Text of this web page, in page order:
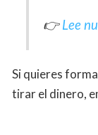
👉Lee
Si quieres
tirar el dinero,